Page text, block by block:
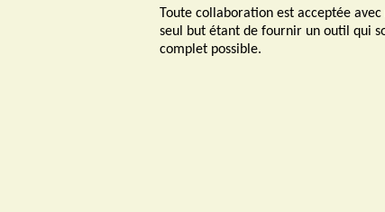
Toute collaboration est acceptée
seul but étant de fournir un outil qui
complet possible.